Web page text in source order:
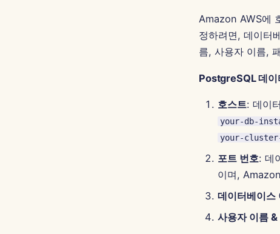
Amazon AWS에
정하려면, 데이터
름, 사용자 이름,
PostgreSQL 데이
호스트: 데이
your-db-
your-cluster-
포트 번호: 데
이며,
데이터베이스
사용자 이름